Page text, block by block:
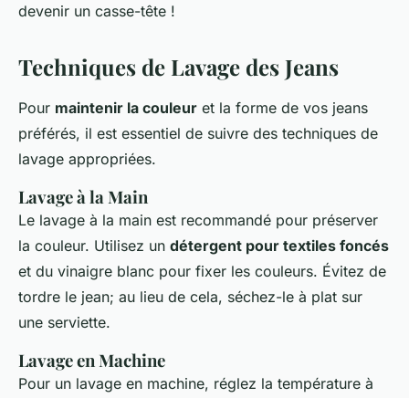
devenir un casse-tête !
Techniques de Lavage des Jeans
Pour maintenir la couleur et la forme de vos jeans
préférés, il est essentiel de suivre des techniques de
lavage appropriées.
Lavage à la Main
Le lavage à la main est recommandé pour préserver
la couleur. Utilisez un détergent pour textiles foncés
et du vinaigre blanc pour fixer les couleurs. Évitez de
tordre le jean; au lieu de cela, séchez-le à plat sur
une serviette.
Lavage en Machine
Pour un lavage en machine, réglez la température à